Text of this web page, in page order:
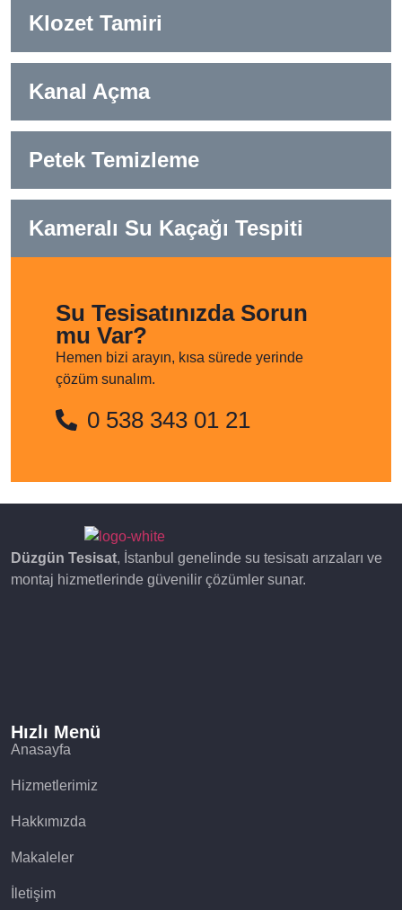
Klozet Tamiri
Kanal Açma
Petek Temizleme
Kameralı Su Kaçağı Tespiti
Su Tesisatınızda Sorun
mu Var?
Hemen bizi arayın, kısa sürede yerinde
çözüm sunalım.
0 538 343 01 21
Düzgün Tesisat, İstanbul genelinde su tesisatı arızaları ve
montaj hizmetlerinde güvenilir çözümler sunar.
Hızlı Menü
Anasayfa
Hizmetlerimiz
Hakkımızda
Makaleler
İletişim